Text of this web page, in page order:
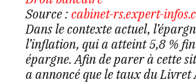
Source :cabinet-rs.expert-
Dans le contexte actuel,
l’inflation, qui a atteint 5,8 %
épargne. Afin de parer à cette
a annoncé que le taux du Livret